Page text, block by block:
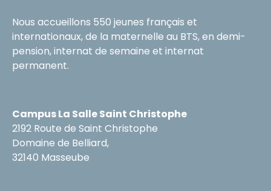
Nous accueillons 550 jeunes français et
internationaux, de la maternelle au BTS, en demi-
pension, internat de semaine et internat
permanent.
Campus La Salle Saint Christophe
2192 Route de Saint Christophe
Domaine de Belliard,
32140 Masseube